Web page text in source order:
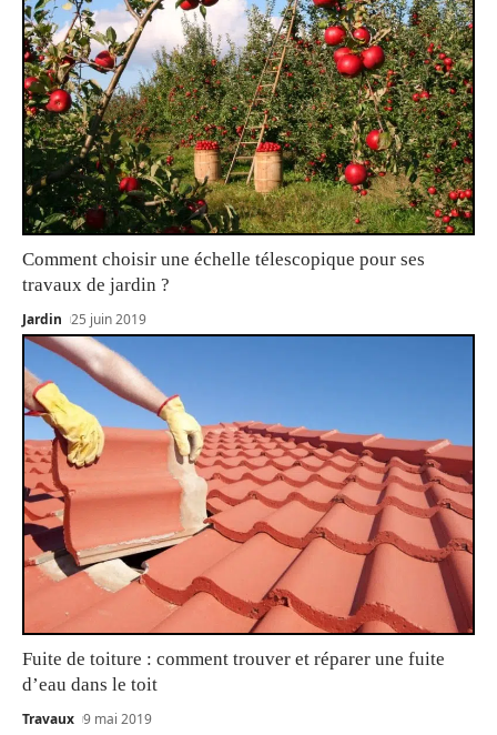
Comment choisir une échelle télescopique pour ses
travaux de jardin ?
Jardin 25 juin 2019
Fuite de toiture : comment trouver et réparer une fuite
d’eau dans le toit
Travaux 9 mai 2019